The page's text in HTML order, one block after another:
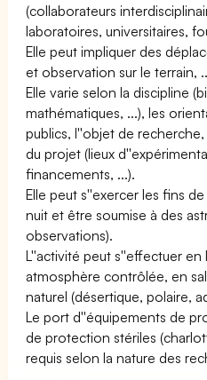
(collaborateurs
laboratoires, universitaires,
Elle peut impliquer des
et observation sur le terrain,
Elle varie selon la discipline
mathématiques, ...), les
publics, l''objet de
du projet (lieux
financements, ...).
Elle peut s''exercer les fins
nuit et être soumise à des
observations).
L''activité peut s''effectuer
atmosphère contrôlée, en
naturel (désertique, polaire,
Le port d''équipements de
de protection stériles
requis selon la nature des